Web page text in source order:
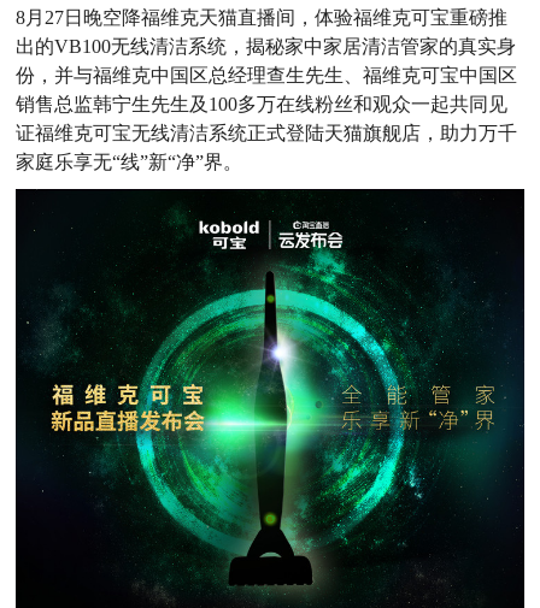
8月27日晚空降福维克天猫直播间，体验福维克可宝重磅推
出的VB100无线清洁系统，揭秘家中家居清洁管家的真实身
份，并与福维克中国区总经理查生先生、福维克可宝中国区
销售总监韩宁生先生及100多万在线粉丝和观众一起共同见
证福维克可宝无线清洁系统正式登陆天猫旗舰店，助力万千
家庭乐享无“线”新“净”界。